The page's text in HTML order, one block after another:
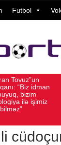
Futbol
Avqust 05,